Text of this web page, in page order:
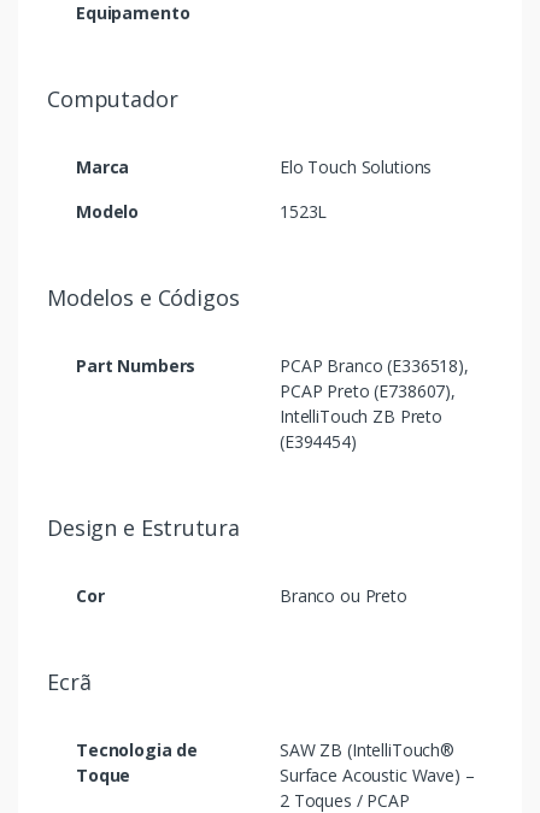
Equipamento
Computador
Marca
Elo Touch Solutions
Modelo
1523L
Modelos e Códigos
Part Numbers
PCAP Branco (E336518),
PCAP Preto (E738607),
IntelliTouch ZB Preto
(E394454)
Design e Estrutura
Cor Branco ou Preto
Ecrã
Tecnologia de
Toque
SAW ZB (IntelliTouch®
Surface Acoustic Wave) –
2 Toques / PCAP